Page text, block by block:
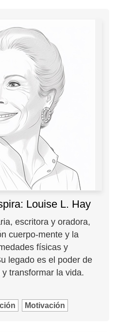
Louise L. Hay
escritora y oradora,
cuerpo-mente y la
físicas y
legado es el poder de
transformar la vida.
Motivación